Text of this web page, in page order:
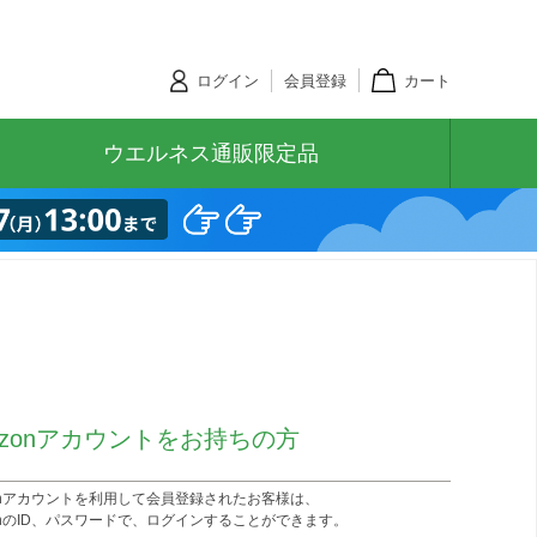
ログイン 会員登録 カート
ウエルネス通販限定品
アカウントをお持ちの方
カウントを利用して会員登録されたお客様は、
ID、パスワードで、ログインすることができます。